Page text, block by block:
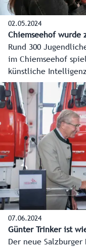
02.05.2024
Chiemseehof wurde
Rund 300
im Chiemseehof
künstliche
können. Angesichts
Erkenntnis. Genutzt
Spiel Escape Fake
07.06.2024
Günter Trinker ist
Der neue